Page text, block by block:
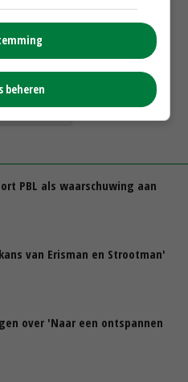
PBL als waarschuwing aan
van Erisman en Strootman'
over 'Naar een ontspannen
beheren